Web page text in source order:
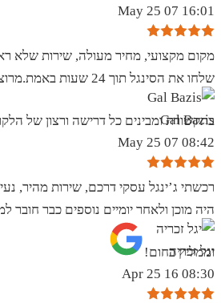
16:01 07 May 25
מקום מקצועי, מחיר מעולה, שירות שלא
שלחו את הסינגל תוך 24
בתקשורת ומבינים כל דרישה ורצון של
Gal Bazis
08:42 07 May 25
רכשתי ג’ינגל עסקי דרכם, שירות מהיר,
היה מוכן ולאחר יומיים נוספים כבר
וממליץ בחום!
יגל זכריה
08:30 16 Apr 25